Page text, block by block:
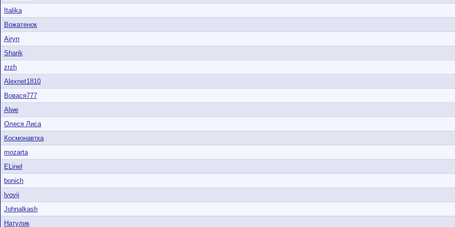
Italika
Вожатенок
Airyn
Sharik
zrzh
Alexnet1810
Вовася777
Alwe
Олеся Лиса
Космонавтка
mozarta
ELinel
bonich
lvovij
Johnalkash
Натулик